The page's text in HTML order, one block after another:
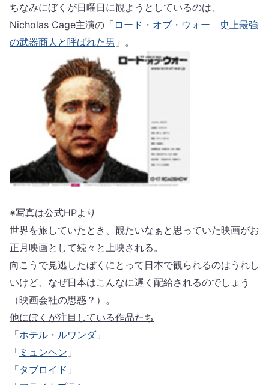
ちなみにぼくが日曜日に観ようとしているのは、
Nicholas Cage主演の「 ロード・オブ・ウォー 史上最強
の武器商人と呼ばれた男 」。
※写真は公式HPより
世界を旅していたとき、観たいなぁと思っていた映画がお
正月映画として続々と上映される。
向こうで見逃したぼくにとって日本で観られるのはうれし
いけど、なぜ日本はこんなに遅く配給されるのでしょう
（映画会社の思惑？）。
他にぼくが注目している作品たち
「ホテル・ルワンダ」
「 ミュンヘン 」
「タブロイド 」